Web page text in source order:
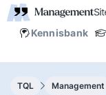
Kennisbank
TQL Management